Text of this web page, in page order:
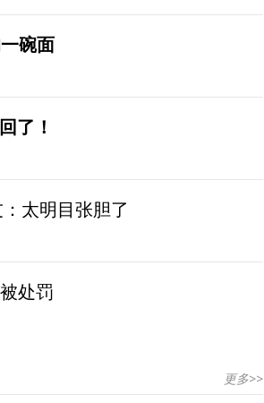
碗面
了！
太明目张胆了
处罚
更多>>